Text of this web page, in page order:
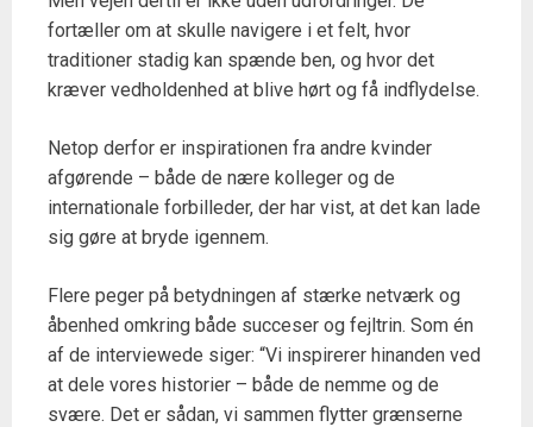
fortæller om at skulle navigere i et felt, hvor
traditioner stadig kan spænde ben, og hvor det
kræver vedholdenhed at blive hørt og få indflydelse.
Netop derfor er inspirationen fra andre kvinder
afgørende – både de nære kolleger og de
internationale forbilleder, der har vist, at det kan lade
sig gøre at bryde igennem.
Flere peger på betydningen af stærke netværk og
åbenhed omkring både succeser og fejltrin. Som én
af de interviewede siger: “Vi inspirerer hinanden ved
at dele vores historier – både de nemme og de
svære. Det er sådan, vi sammen flytter grænserne